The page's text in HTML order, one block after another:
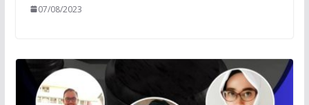
07/08/2023